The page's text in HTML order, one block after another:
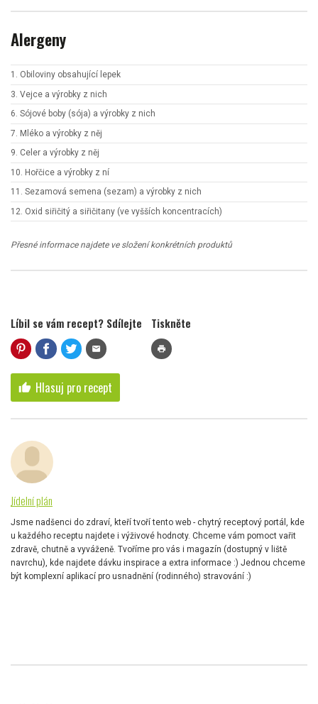
Alergeny
1. Obiloviny obsahující lepek
3. Vejce a výrobky z nich
6. Sójové boby (sója) a výrobky z nich
7. Mléko a výrobky z něj
9. Celer a výrobky z něj
10. Hořčice a výrobky z ní
11. Sezamová semena (sezam) a výrobky z nich
12. Oxid siřičitý a siřičitany (ve vyšších koncentracích)
Přesné informace najdete ve složení konkrétních produktů
Líbil se vám recept? Sdílejte
mail
Tiskněte
print
thumb_up Hlasuj pro recept
Jídelní plán
Jsme nadšenci do zdraví, kteří tvoří tento web - chytrý receptový portál, kde
u každého receptu najdete i výživové hodnoty. Chceme vám pomoct vařit
zdravě, chutně a vyváženě. Tvoříme pro vás i magazín (dostupný v liště
navrchu), kde najdete dávku inspirace a extra informace :) Jednou chceme
být komplexní aplikací pro usnadnění (rodinného) stravování :)